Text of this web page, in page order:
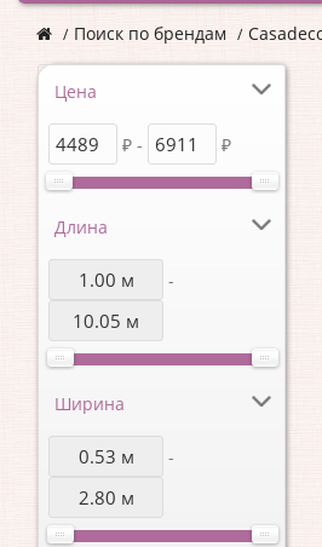
Поиск по брендам
Цена
₽ - ₽
Длина
-
Ширина
-